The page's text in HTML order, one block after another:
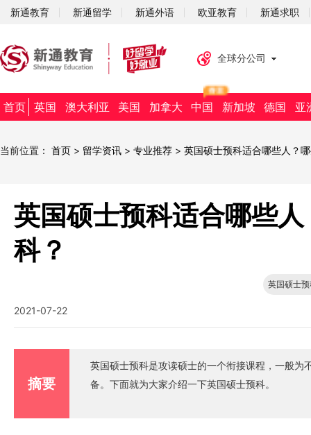
新通教育 新通留学 新通外语 欧亚教育 新通求职
全球分公司
首页 英国 澳大利亚 美国 加拿大 中国 新加坡 德国 亚
当前位置： 首页 > 留学资讯 > 专业推荐 > 英国硕士预科适合哪些人？
英国硕士预科适合哪些
科？
英国硕士预
2021-07-22
摘要
英国硕士预科是攻读硕士的一个衔接课程，一般
备。下面就为大家介绍一下英国硕士预科。